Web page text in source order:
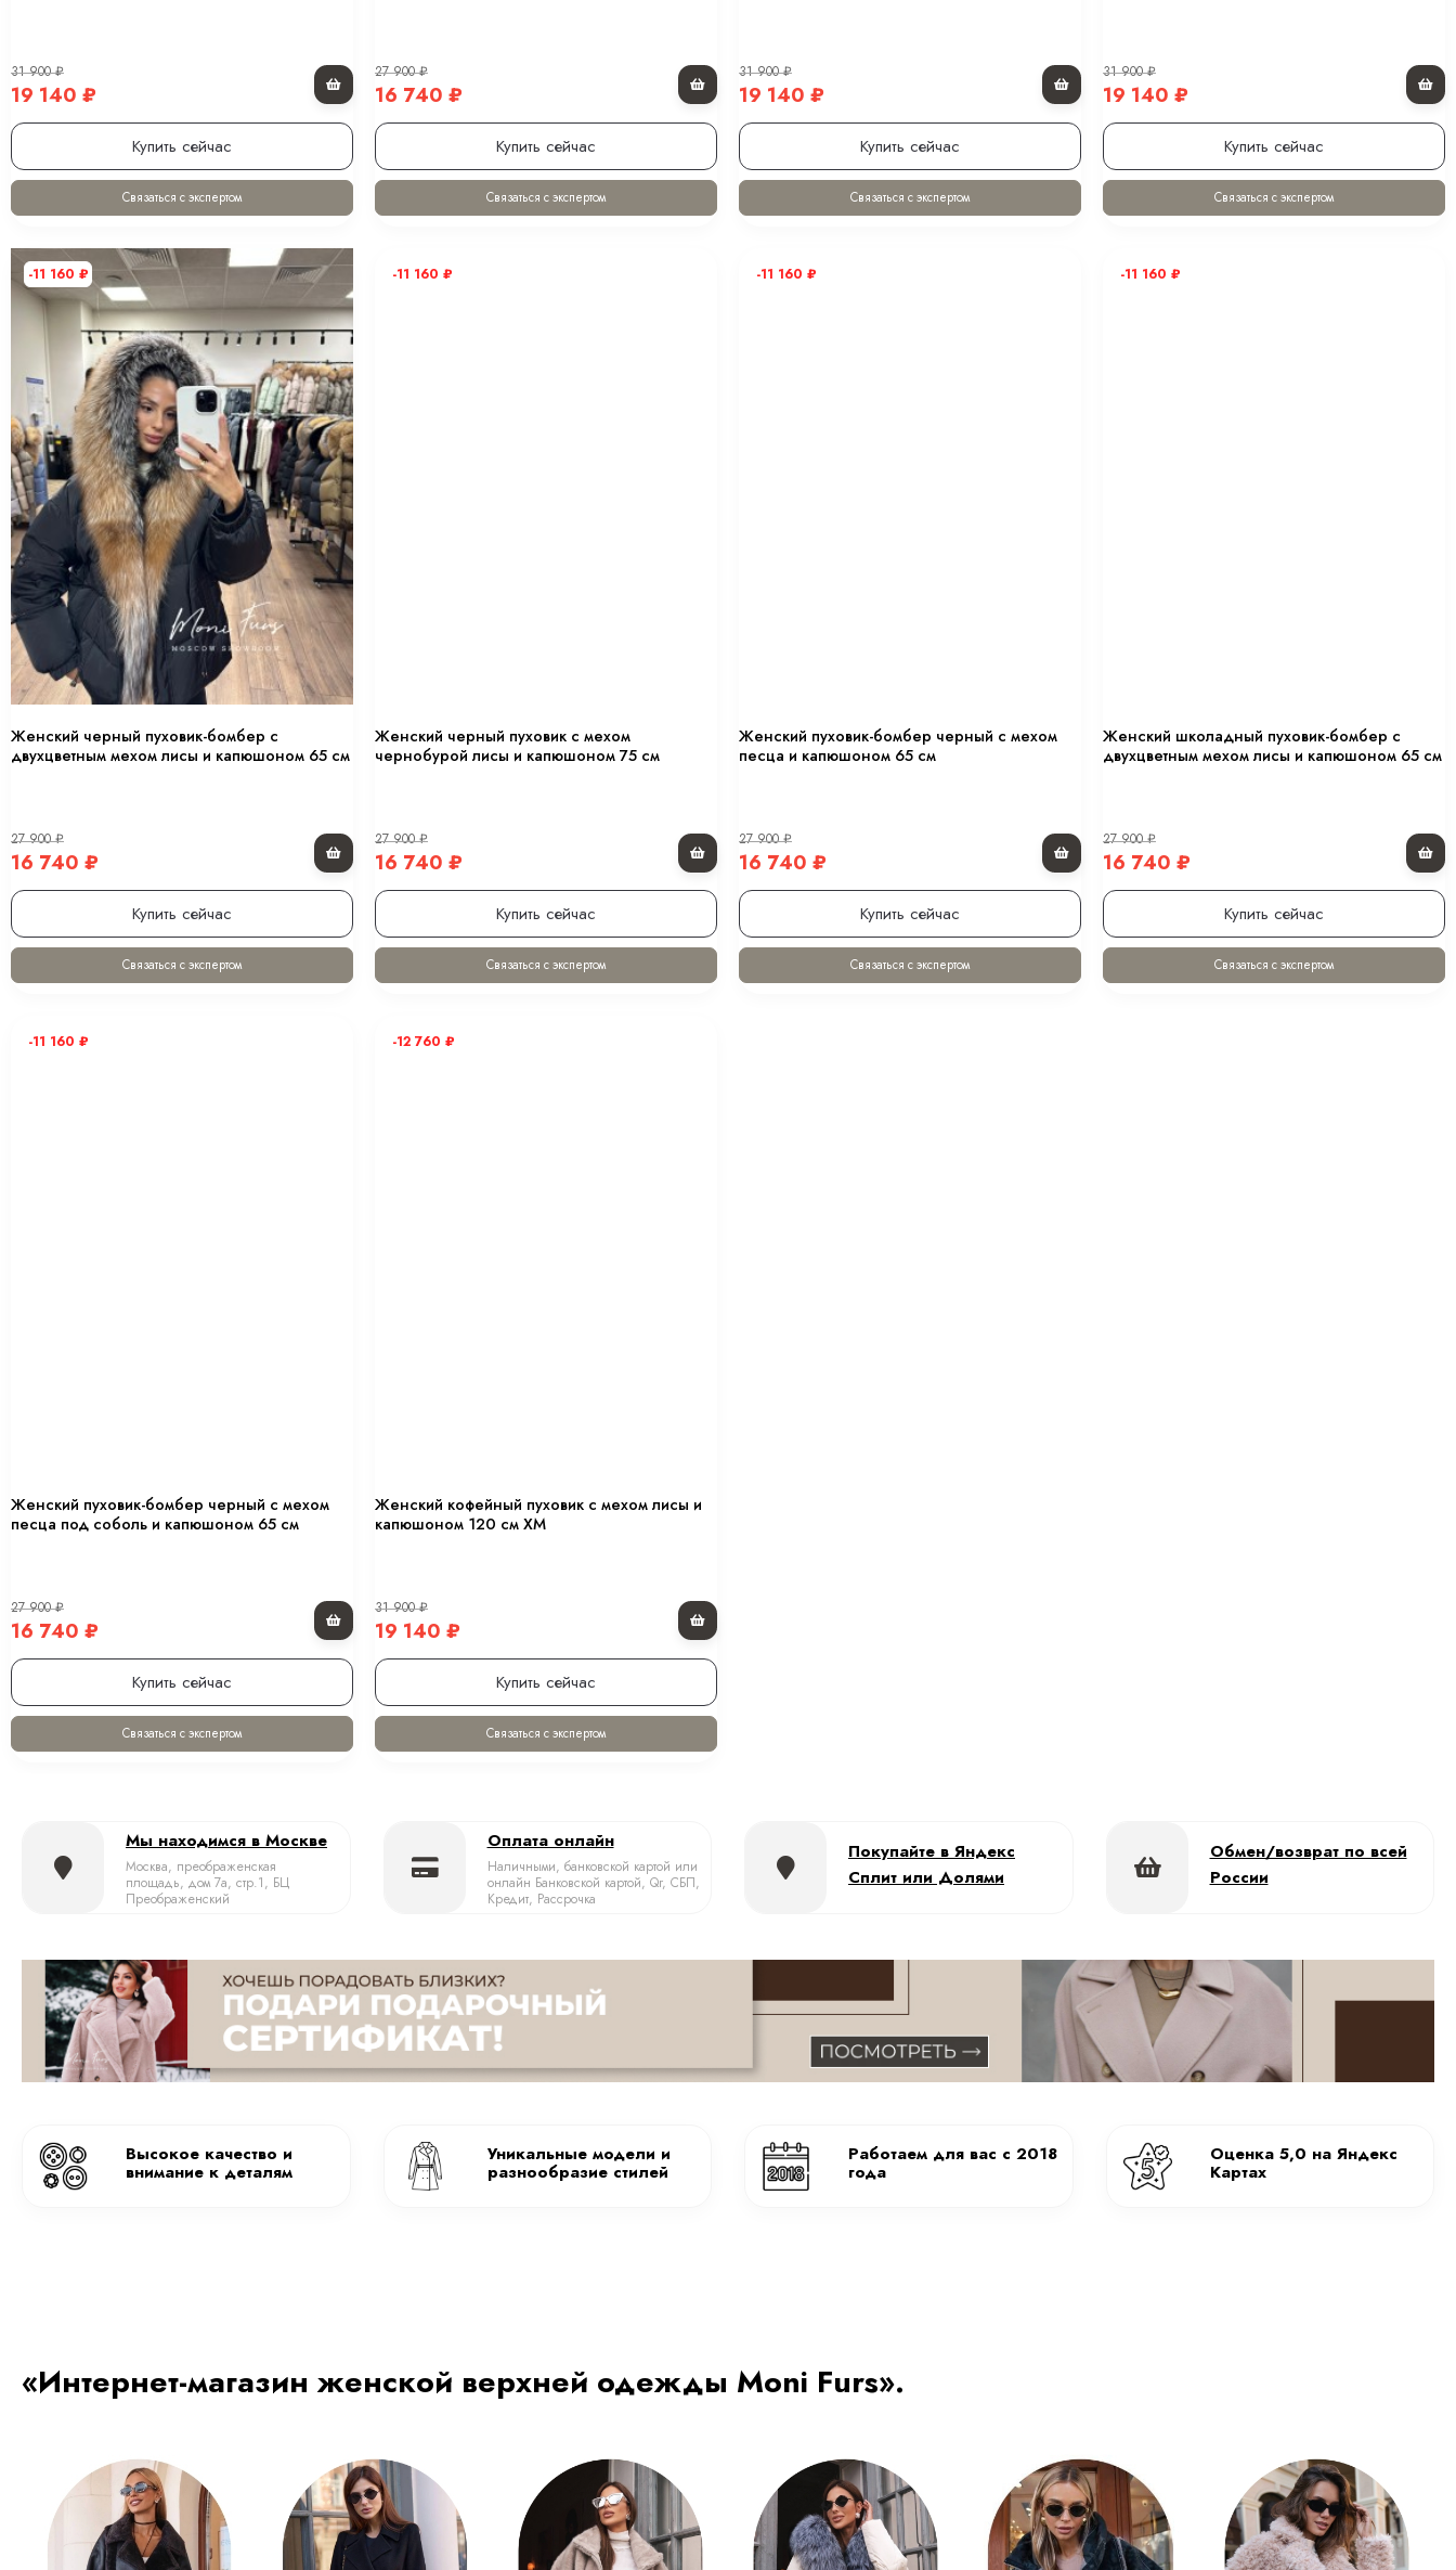
31 900₽
19 140 ₽
Купить сейчас
Связаться с экспертом
27 900₽
16 740 ₽
Купить сейчас
Связаться с экспертом
31 900₽
19 140 ₽
Купить сейчас
Связаться с экспертом
31 900₽
19 140 ₽
Купить сейчас
Связаться с экспертом
-11 160 ₽
Женский черный пуховик-бомбер с
двухцветным мехом лисы и капюшоном 65 см
27 900₽
16 740 ₽
Купить сейчас
Связаться с экспертом
-11 160 ₽
Женский черный пуховик с мехом
чернобурой лисы и капюшоном 75 см
27 900₽
16 740 ₽
Купить сейчас
Связаться с экспертом
-11 160 ₽
Женский пуховик-бомбер черный с мехом
песца и капюшоном 65 см
27 900₽
16 740 ₽
Купить сейчас
Связаться с экспертом
-11 160 ₽
Женский школадный пуховик-бомбер с
двухцветным мехом лисы и капюшоном 65 см
27 900₽
16 740 ₽
Купить сейчас
Связаться с экспертом
-11 160 ₽
Женский пуховик-бомбер черный с мехом
песца под соболь и капюшоном 65 см
27 900₽
16 740 ₽
Купить сейчас
Связаться с экспертом
-12 760 ₽
Женский кофейный пуховик с мехом лисы и
капюшоном 120 см XM
31 900₽
19 140 ₽
Купить сейчас
Связаться с экспертом
Мы находимся в Москве
Москва, преображенская
площадь, дом 7а, стр.1, БЦ
Преображенский
Оплата онлайн
Наличными, банковской картой или
онлайн Банковской картой, Qr, СБП,
Кредит, Рассрочка
Покупайте в Яндекс
Сплит или Долями
Обмен/возврат по всей
России
Высокое качество и
внимание к деталям
Уникальные модели и
разнообразие стилей
Работаем для вас с 2018
года
Оценка 5,0 на Яндекс
Картах
«Интернет-магазин женской верхней одежды Moni Furs».